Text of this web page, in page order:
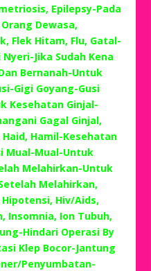
Epilepsy-Pada
Dewasa,
Flek Hitam, Flu, Gatal-
Jika Sudah Kena
Bernanah-Untuk
Gigi Goyang-Gusi
Kesehatan Ginjal-
Gagal Ginjal,
Hamil-Kesehatan
Mual-Mual-Untuk
Melahirkan-Untuk
Melahirkan,
Hiv/Aids,
Insomnia, Ion Tubuh,
Hindari Operasi By
Klep Bocor-Jantung
Penyumbatan-